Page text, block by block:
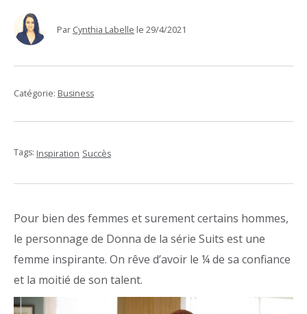
Par Cynthia Labelle le 29/4/2021
Catégorie: Business
Tags: Inspiration Succès
Pour bien des femmes et surement certains hommes,
le personnage de Donna de la série Suits est une
femme inspirante. On rêve d’avoir le ¼ de sa confiance
et la moitié de son talent.